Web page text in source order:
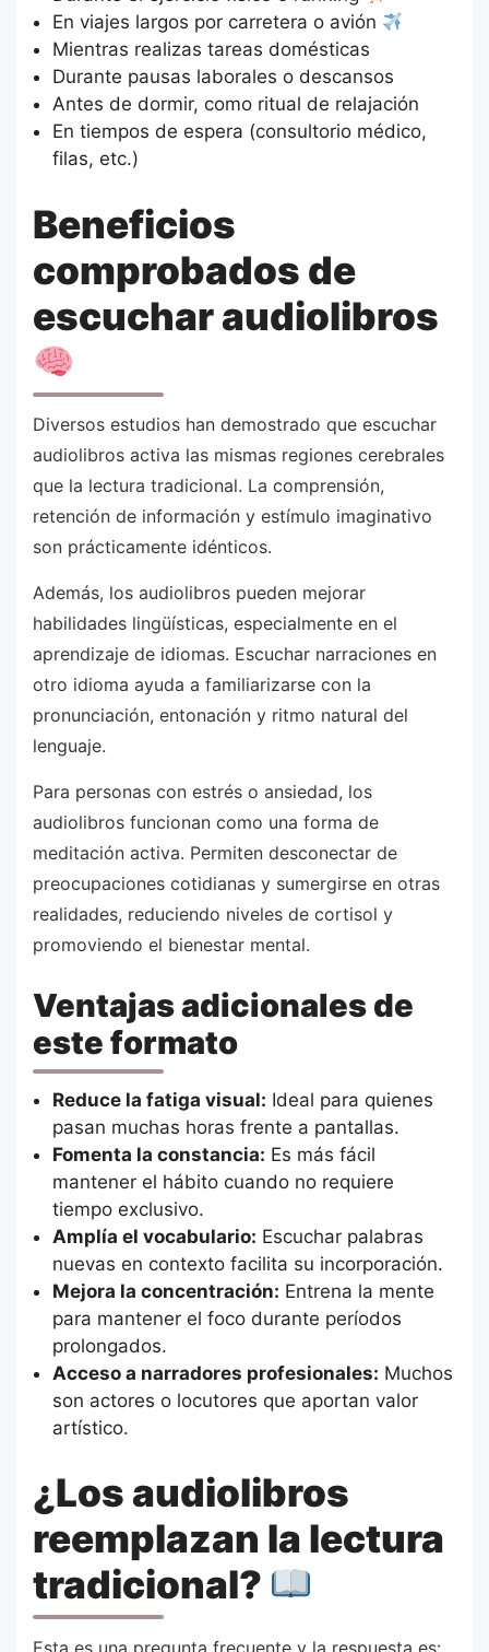
En viajes largos por carretera o avión
Mientras realizas tareas domésticas
Durante pausas laborales o descansos
Antes de dormir, como ritual de relajación
En tiempos de espera (consultorio médico,
filas, etc.)
Beneficios
comprobados de
escuchar audiolibros
Diversos estudios han demostrado que escuchar
audiolibros activa las mismas regiones cerebrales
que la lectura tradicional. La comprensión,
retención de información y estímulo imaginativo
son prácticamente idénticos.
Además, los audiolibros pueden mejorar
habilidades lingüísticas, especialmente en el
aprendizaje de idiomas. Escuchar narraciones en
otro idioma ayuda a familiarizarse con la
pronunciación, entonación y ritmo natural del
lenguaje.
Para personas con estrés o ansiedad, los
audiolibros funcionan como una forma de
meditación activa. Permiten desconectar de
preocupaciones cotidianas y sumergirse en otras
realidades, reduciendo niveles de cortisol y
promoviendo el bienestar mental.
Ventajas adicionales de
este formato
Reduce la fatiga visual: Ideal para quienes
pasan muchas horas frente a pantallas.
Fomenta la constancia: Es más fácil
mantener el hábito cuando no requiere
tiempo exclusivo.
Amplía el vocabulario: Escuchar palabras
nuevas en contexto facilita su incorporación.
Mejora la concentración: Entrena la mente
para mantener el foco durante períodos
prolongados.
Acceso a narradores profesionales: Muchos
son actores o locutores que aportan valor
artístico.
¿Los audiolibros
reemplazan la lectura
tradicional?
Esta es una pregunta frecuente y la respuesta es: